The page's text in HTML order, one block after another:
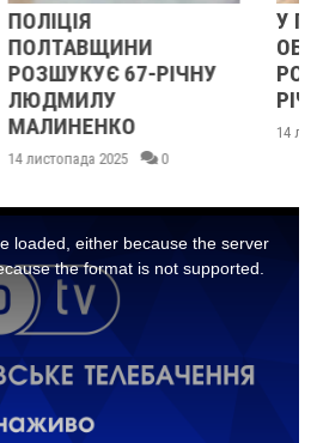
У ПОЛТАВСЬКІЙ
ОБЛАСТІ
РОЗШУКУЮТЬ 62-
РІЧНУ ЗОЮ ГРАКОВУ
14 листопада 2025